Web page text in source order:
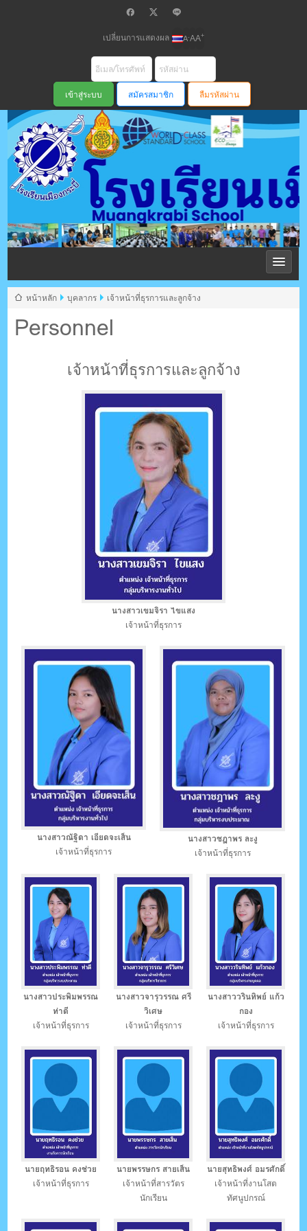
เปลี่ยนการแสดงผล A-AA+
สมัครสมาชิก ลืมรหัสผ่าน
โรงเรียนเมือง
กระบี่ สพม
ตรัง กระบี่
ระบบบริหารจัดการเว็บไซต์ (CMS) ด้วย Ajax โดยคนไทย
Personnel
หน้าหลัก บุคลากร เจ้าหน้าที่ธุรการและลูกจ้าง
เจ้าหน้าที่ธุรการและลูกจ้าง
นางสาวเขมจิรา ไขแสง
เจ้าหน้าที่ธุรการ
นางสาวณัฐิดา เอียดจะเส็น
เจ้าหน้าที่ธุรการ
นางสาวชฎาพร ละงู
เจ้าหน้าที่ธุรการ
นางสาวประพิมพรรณ
ท่าดี
เจ้าหน้าที่ธุรการ
นางสาวจารุวรรณ ศรี
วิเศษ
เจ้าหน้าที่ธุรการ
นางสาววรินทิพย์ แก้ว
กอง
เจ้าหน้าที่ธุรการ
นายฤทธิรอน คงช่วย
เจ้าหน้าที่ธุรการ
นายพรรษกร สายเส็น
เจ้าหน้าที่สารวัตร
นักเรียน
นายสุทธิพงศ์ อมรศักดิ์
เจ้าหน้าที่งานโสต
ทัศนูปกรณ์